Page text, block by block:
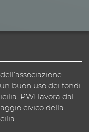
buon uso dei fondi
PWI lavora dal
civico della